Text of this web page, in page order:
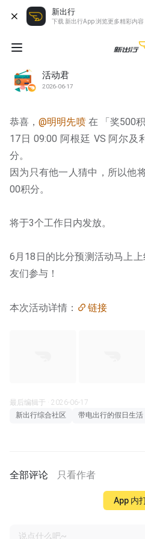
新出行
下载 新出行App 浏览更多精彩内容
活动君
2026-06-17
恭喜，@明明先喷 在 「奖500
17日 09:00 阿根廷 VS 阿尔及
分。
因为只有他一人猜中，所以他
00积分。
将于3个工作日内发放。
6月18日的比分预测活动马上
友们参与！
本次活动详情： 链接
最后编辑于 · 2026-06-17
新出行综合社区
带电出行的假日生活
全部评论 只看作者
说点什么吧~
App 内